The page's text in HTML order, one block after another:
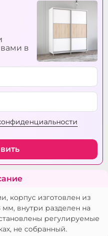
в
корпус изготовлен из
внутри разделен на
регулируемые
не собранный.